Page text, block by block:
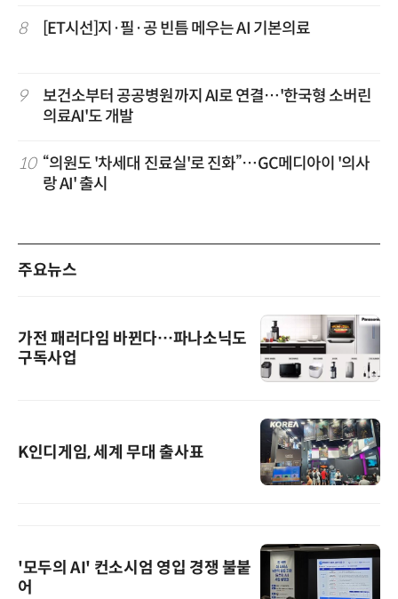
8 [ET시선]지·필·공 빈틈 메우는 AI 기본의료
9
보건소부터 공공병원까지 AI로 연결…'한국형 소버린
의료AI'도 개발
10 “의원도 '차세대 진료실'로 진화”…GC메디아이 '의사
랑 AI' 출시
주요뉴스
가전 패러다임 바뀐다…파나소닉도
구독사업
K인디게임, 세계 무대 출사표
'모두의 AI' 컨소시엄 영입 경쟁 불붙
어